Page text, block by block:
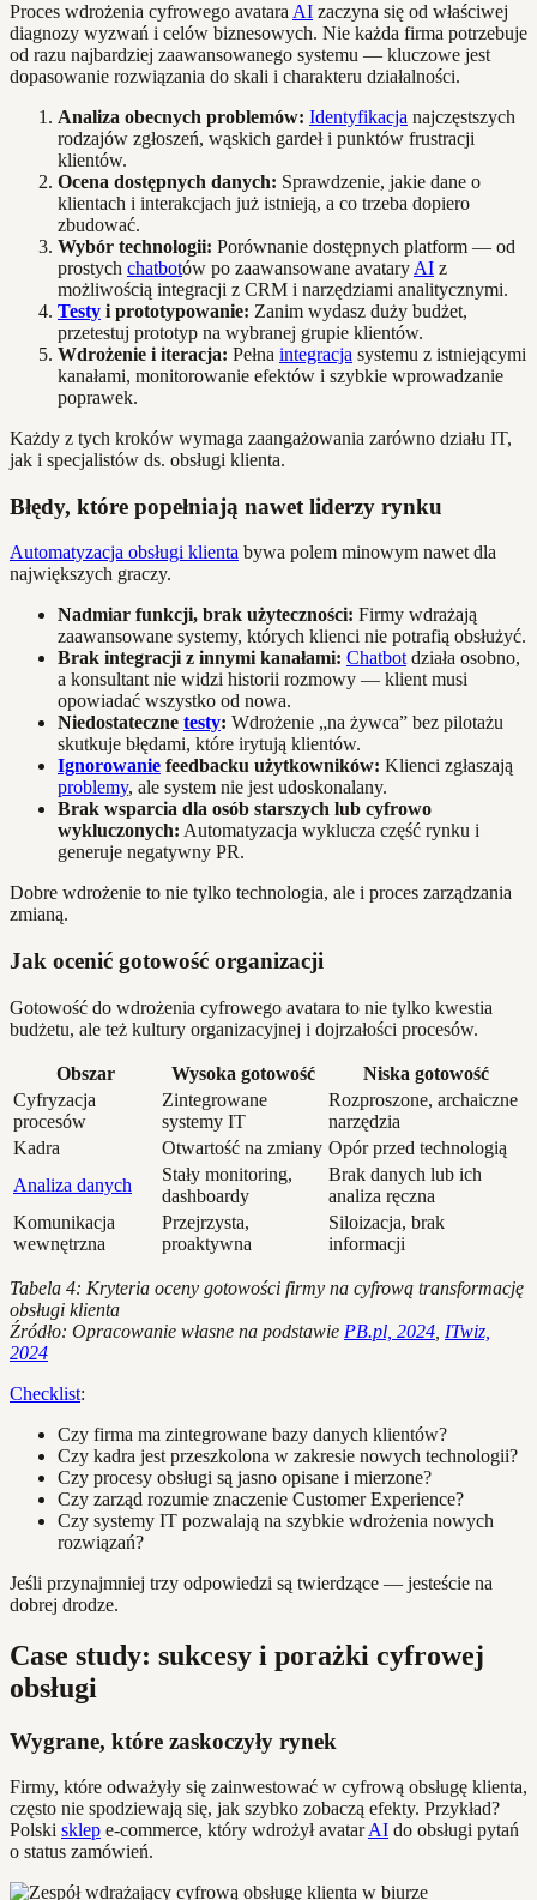
Proces wdrożenia cyfrowego avatara AI zaczyna się od właściwej
diagnozy wyzwań i celów biznesowych. Nie każda firma potrzebuje
od razu najbardziej zaawansowanego systemu — kluczowe jest
dopasowanie rozwiązania do skali i charakteru działalności.
Analiza obecnych problemów: Identyfikacja najczęstszych
rodzajów zgłoszeń, wąskich gardeł i punktów frustracji
klientów.
Ocena dostępnych danych: Sprawdzenie, jakie dane o
klientach i interakcjach już istnieją, a co trzeba dopiero
zbudować.
Wybór technologii: Porównanie dostępnych platform — od
prostych chatbotów po zaawansowane avatary AI z
możliwością integracji z CRM i narzędziami analitycznymi.
Testy i prototypowanie: Zanim wydasz duży budżet,
przetestuj prototyp na wybranej grupie klientów.
Wdrożenie i iteracja: Pełna integracja systemu z istniejącymi
kanałami, monitorowanie efektów i szybkie wprowadzanie
poprawek.
Każdy z tych kroków wymaga zaangażowania zarówno działu IT,
jak i specjalistów ds. obsługi klienta.
Błędy, które popełniają nawet liderzy rynku
Automatyzacja obsługi klienta bywa polem minowym nawet dla
największych graczy.
Nadmiar funkcji, brak użyteczności: Firmy wdrażają
zaawansowane systemy, których klienci nie potrafią obsłużyć.
Brak integracji z innymi kanałami: Chatbotdziała osobno,
a konsultant nie widzi historii rozmowy — klient musi
opowiadać wszystko od nowa.
Niedostateczne testy: Wdrożenie „na żywca” bez pilotażu
skutkuje błędami, które irytują klientów.
Ignorowanie feedbacku użytkowników: Klienci zgłaszają
problemy, ale system nie jest udoskonalany.
Brak wsparcia dla osób starszych lub cyfrowo
wykluczonych: Automatyzacja wyklucza część rynku i
generuje negatywny PR.
Dobre wdrożenie to nie tylko technologia, ale i proces zarządzania
zmianą.
Jak ocenić gotowość organizacji
Gotowość do wdrożenia cyfrowego avatara to nie tylko kwestia
budżetu, ale też kultury organizacyjnej i dojrzałości procesów.
Obszar Wysoka gotowość
Niska gotowość
Cyfryzacja
procesów
Zintegrowane
systemy IT
Rozproszone, archaiczne
narzędzia
Kadra
Otwartość na zmiany Opór przed technologią
Analiza danych
Stały monitoring,
dashboardy
Brak danych lub ich
analiza ręczna
Komunikacja
wewnętrzna
Przejrzysta,
proaktywna
Siloizacja, brak
informacji
Tabela 4: Kryteria oceny gotowości firmy na cyfrową transformację
obsługi klienta
Źródło: Opracowanie własne na podstawie PB.pl, 2024 ITwiz,
2024
Checklist:
Czy firma ma zintegrowane bazy danych klientów?
Czy kadra jest przeszkolona w zakresie nowych technologii?
Czy procesy obsługi są jasno opisane i mierzone?
Czy zarząd rozumie znaczenie Customer Experience?
Czy systemy IT pozwalają na szybkie wdrożenia nowych
rozwiązań?
Jeśli przynajmniej trzy odpowiedzi są twierdzące — jesteście na
dobrej drodze.
Case study: sukcesy i porażki cyfrowej
obsługi
Wygrane, które zaskoczyły rynek
Firmy, które odważyły się zainwestować w cyfrową obsługę klienta,
często nie spodziewają się, jak szybko zobaczą efekty. Przykład?
Polski sklep e-commerce, który wdrożył avatarAI do obsługi pytań
o status zamówień.